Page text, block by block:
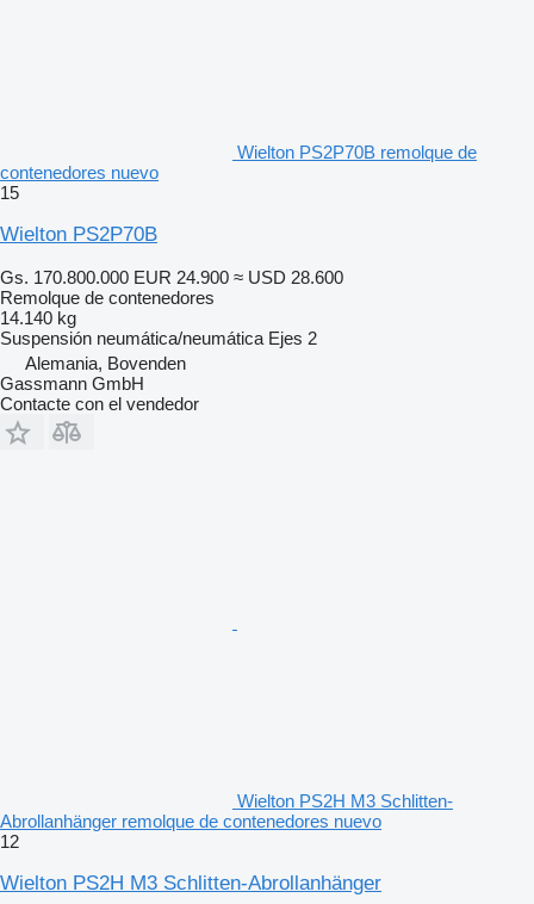
Wielton PS2P70B remolque de
contenedores nuevo
15
Wielton PS2P70B
Gs. 170.800.000 EUR 24.900 ≈ USD 28.600
Remolque de contenedores
14.140 kg
Suspensión neumática/neumática Ejes 2
Alemania, Bovenden
Gassmann GmbH
Contacte con el vendedor
Wielton PS2H M3 Schlitten-
Abrollanhänger remolque de contenedores nuevo
12
Wielton PS2H M3 Schlitten-Abrollanhänger